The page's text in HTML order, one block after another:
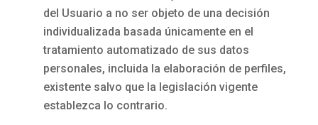
del Usuario a no ser objeto de una decisión
individualizada basada únicamente en el
tratamiento automatizado de sus datos
personales, incluida la elaboración de perfiles,
existente salvo que la legislación vigente
establezca lo contrario.